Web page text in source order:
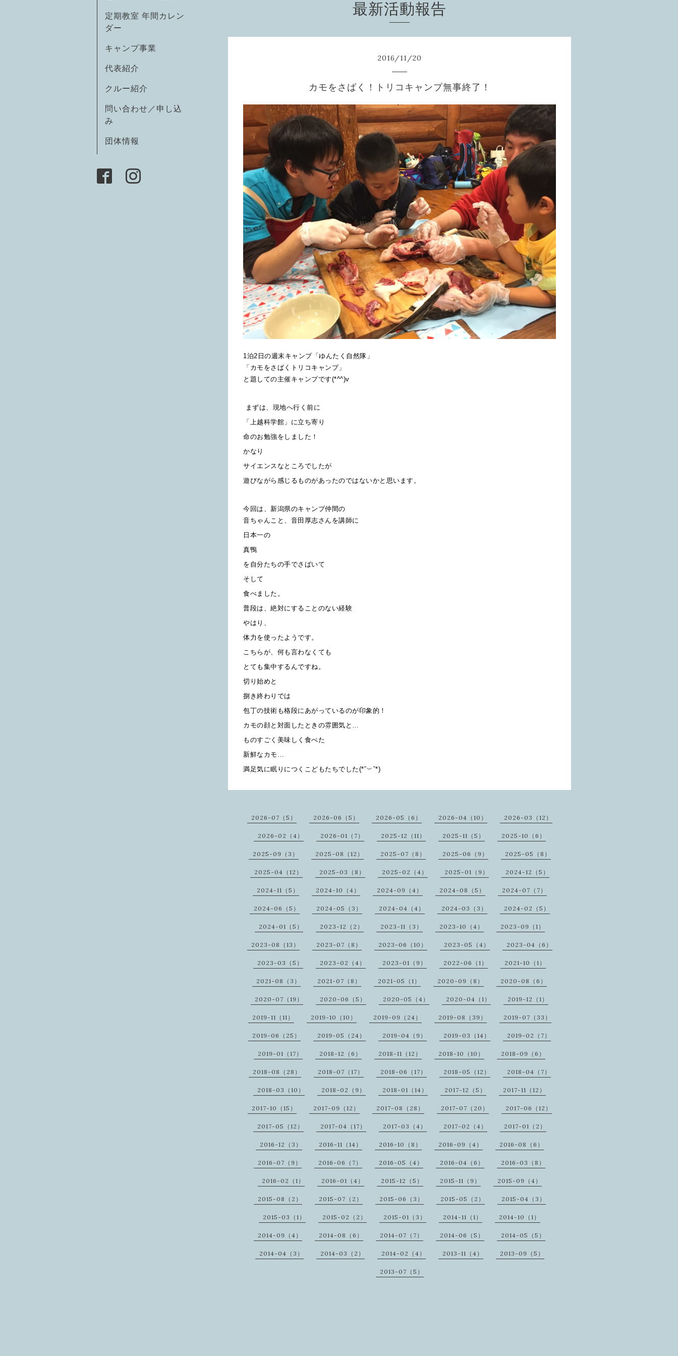
定期教室 年間カレン
ダー
キャンプ事業
代表紹介
クルー紹介
問い合わせ／申し込
み
団体情報
最新活動報告
2016/11/20
カモをさばく！トリコキャンプ無事終了！
1泊2日の週末キャンプ「ゆんたく自然隊」
「カモをさばくトリコキャンプ」
と題しての主催キャンプです(*^^)v
まずは、現地へ行く前に
「上越科学館」に立ち寄り
命のお勉強をしました！
かなり
サイエンスなところでしたが
遊びながら感じるものがあったのではないかと思います。
今回は、新潟県のキャンプ仲間の
音ちゃんこと、音田厚志さんを講師に
日本一の
真鴨
を自分たちの手でさばいて
そして
食べました。
普段は、絶対にすることのない経験
やはり、
体力を使ったようです。
こちらが、何も言わなくても
とても集中するんですね。
切り始めと
捌き終わりでは
包丁の技術も格段にあがっているのが印象的！
カモの顔と対面したときの雰囲気と…
ものすごく美味しく食べた
新鮮なカモ…
満足気に眠りにつくこどもたちでした(*˘︶˘*)
2026-07（5） 2026-06（5） 2026-05（6） 2026-04（10） 2026-03（12）
2026-02（4） 2026-01（7） 2025-12（11） 2025-11（5） 2025-10（6）
2025-09（3） 2025-08（12） 2025-07（8） 2025-06（9） 2025-05（8）
2025-04（12） 2025-03（8） 2025-02（4） 2025-01（9） 2024-12（5）
2024-11（5） 2024-10（4） 2024-09（4） 2024-08（5） 2024-07（7）
2024-06（5） 2024-05（3） 2024-04（4） 2024-03（3） 2024-02（5）
2024-01（5） 2023-12（2） 2023-11（3） 2023-10（4） 2023-09（1）
2023-08（13） 2023-07（8） 2023-06（10） 2023-05（4） 2023-04（6）
2023-03（5） 2023-02（4） 2023-01（9） 2022-06（1） 2021-10（1）
2021-08（3） 2021-07（8） 2021-05（1） 2020-09（8） 2020-08（6）
2020-07（19） 2020-06（5） 2020-05（4） 2020-04（1） 2019-12（1）
2019-11（11） 2019-10（10） 2019-09（24） 2019-08（39） 2019-07（33）
2019-06（25） 2019-05（24） 2019-04（9） 2019-03（14） 2019-02（7）
2019-01（17） 2018-12（6） 2018-11（12） 2018-10（10） 2018-09（6）
2018-08（28） 2018-07（17） 2018-06（17） 2018-05（12） 2018-04（7）
2018-03（10） 2018-02（9） 2018-01（14） 2017-12（5） 2017-11（12）
2017-10（15） 2017-09（12） 2017-08（28） 2017-07（20） 2017-06（12）
2017-05（12） 2017-04（17） 2017-03（4） 2017-02（4） 2017-01（2）
2016-12（3） 2016-11（14） 2016-10（8） 2016-09（4） 2016-08（6）
2016-07（9） 2016-06（7） 2016-05（4） 2016-04（6） 2016-03（8）
2016-02（1） 2016-01（4） 2015-12（5） 2015-11（9） 2015-09（4）
2015-08（2） 2015-07（2） 2015-06（3） 2015-05（2） 2015-04（3）
2015-03（1） 2015-02（2） 2015-01（3） 2014-11（1） 2014-10（1）
2014-09（4） 2014-08（6） 2014-07（7） 2014-06（5） 2014-05（5）
2014-04（3） 2014-03（2） 2014-02（4） 2013-11（4） 2013-09（5）
2013-07（5）